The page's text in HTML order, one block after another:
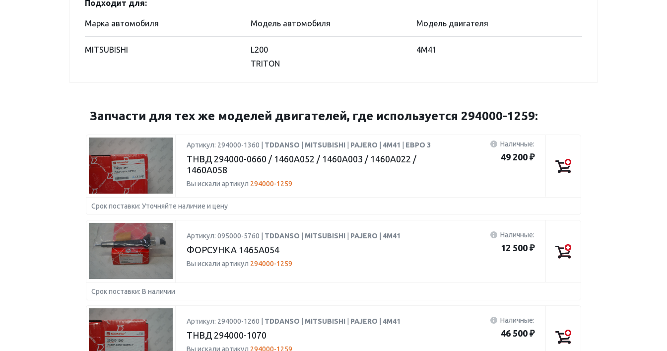
Подходит для:
Марка автомобиля Модель автомобиля Модель двигателя
MITSUBISHI
L200
TRITON
4M41
Запчасти для тех же моделей двигателей, где используется 294000-1259:
Артикул: 294000-1360 | TDDANSO MITSUBISHI PAJERO 4M41 ЕВРО 3
ТНВД 294000-0660 / 1460A052 / 1460A003 / 1460A022 /
1460A058
Вы искали артикул 294000-1259
Наличные:
49 200 ₽
Срок поставки: Уточняйте наличие и цену
Артикул: 095000-5760 | TDDANSO MITSUBISHI PAJERO 4M41
ФОРСУНКА 1465A054
Вы искали артикул 294000-1259
Наличные:
12 500 ₽
Срок поставки: В наличии
Артикул: 294000-1260 | TDDANSO MITSUBISHI PAJERO 4M41
ТНВД 294000-1070
Вы искали артикул 294000-1259
Наличные:
46 500 ₽